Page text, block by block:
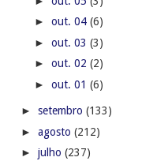
► out. 04 (6)
► out. 03 (3)
► out. 02 (2)
► out. 01 (6)
► setembro (133)
► agosto (212)
► julho (237)